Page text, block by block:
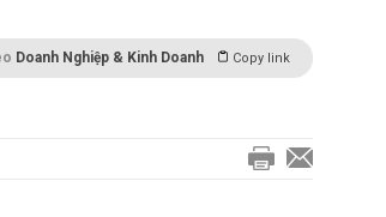
Doanh Nghiệp & Kinh Doanh Copy link